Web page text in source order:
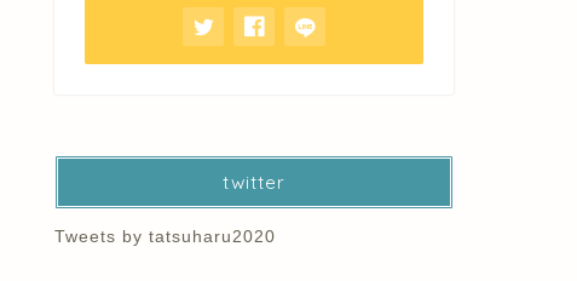
twitter
Tweets by tatsuharu2020